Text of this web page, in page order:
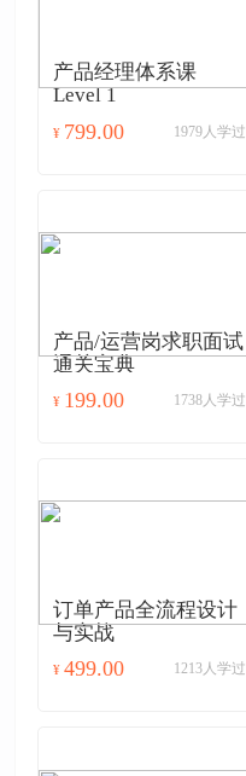
产品经理体系课
Level 1
¥ 799.00 1979人学过
产品/运营岗求职面试
通关宝典
¥ 199.00 1738人学过
订单产品全流程设计
与实战
¥ 499.00 1213人学过